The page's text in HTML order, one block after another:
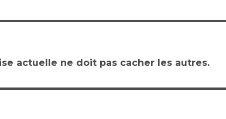
actuelle ne doit pas cacher les autres.